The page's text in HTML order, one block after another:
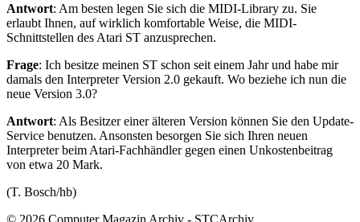
Antwort: Am besten legen Sie sich die MIDI-Library zu. Sie
erlaubt Ihnen, auf wirklich komfortable Weise, die MIDI-
Schnittstellen des Atari ST anzusprechen.
Frage: Ich besitze meinen ST schon seit einem Jahr und habe mir
damals den Interpreter Version 2.0 gekauft. Wo beziehe ich nun die
neue Version 3.0?
Antwort: Als Besitzer einer älteren Version können Sie den Update-
Service benutzen. Ansonsten besorgen Sie sich Ihren neuen
Interpreter beim Atari-Fachhändler gegen einen Unkostenbeitrag
von etwa 20 Mark.
(T. Bosch/hb)
© 2026 Computer Magazin Archiv - STCArchiv